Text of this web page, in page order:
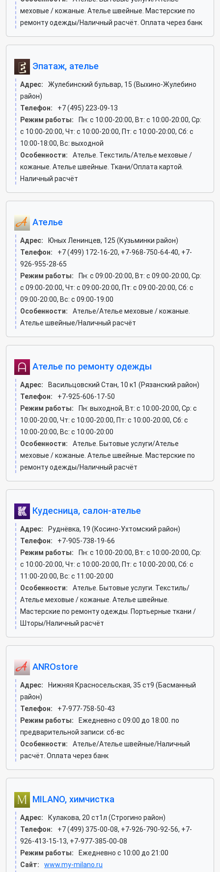
меховые / кожаные. Ателье швейные. Мастерские по
ремонту одежды/Наличный расчёт. Оплата через банк
Эпатаж, ателье
Адрес:
Жулебинский бульвар, 15 (Выхино-Жулебино
район)
Телефон:
+7 (495) 223-09-13
Режим работы:
Пн: c 10:00-20:00, Вт: c 10:00-20:00, Ср:
c 10:00-20:00, Чт: c 10:00-20:00, Пт: c 10:00-20:00, Сб: c
10:00-18:00, Вс: выходной
Особенности:
Ателье. Текстиль/Ателье меховые /
кожаные. Ателье швейные. Ткани/Оплата картой.
Наличный расчёт
Ателье
Адрес:
Юных Ленинцев, 125 (Кузьминки район)
Телефон:
+7 (499) 172-16-20, +7-968-750-64-40, +7-
926-955-28-65
Режим работы:
Пн: c 09:00-20:00, Вт: c 09:00-20:00, Ср:
c 09:00-20:00, Чт: c 09:00-20:00, Пт: c 09:00-20:00, Сб: c
09:00-20:00, Вс: c 09:00-19:00
Особенности:
Ателье/Ателье меховые / кожаные.
Ателье швейные/Наличный расчёт
Ателье по ремонту одежды
Адрес:
Васильцовский Стан, 10 к1 (Рязанский район)
Телефон:
+7-925-606-17-50
Режим работы:
Пн: выходной, Вт: c 10:00-20:00, Ср: c
10:00-20:00, Чт: c 10:00-20:00, Пт: c 10:00-20:00, Сб: c
10:00-20:00, Вс: c 10:00-20:00
Особенности:
Ателье. Бытовые услуги/Ателье
меховые / кожаные. Ателье швейные. Мастерские по
ремонту одежды/Наличный расчёт
Кудесница, салон-ателье
Адрес:
Руднёвка, 19 (Косино-Ухтомский район)
Телефон:
+7-905-738-19-66
Режим работы:
Пн: c 10:00-20:00, Вт: c 10:00-20:00, Ср:
c 10:00-20:00, Чт: c 10:00-20:00, Пт: c 10:00-20:00, Сб: c
11:00-20:00, Вс: c 11:00-20:00
Особенности:
Ателье. Бытовые услуги. Текстиль/
Ателье меховые / кожаные. Ателье швейные.
Мастерские по ремонту одежды. Портьерные ткани /
Шторы/Наличный расчёт
ANROstore
Адрес:
Нижняя Красносельская, 35 ст9 (Басманный
район)
Телефон:
+7-977-758-50-43
Режим работы:
Ежедневно с 09:00 до 18:00. по
предварительной записи: сб-вс
Особенности:
Ателье/Ателье швейные/Наличный
расчёт. Оплата через банк
MILANO, химчистка
Адрес:
Кулакова, 20 ст1л (Строгино район)
Телефон:
+7 (499) 375-00-08, +7-926-790-92-56, +7-
926-413-15-13, +7-977-385-00-08
Режим работы:
Ежедневно с 10:00 до 21:00
Сайт:
www.my-milano.ru